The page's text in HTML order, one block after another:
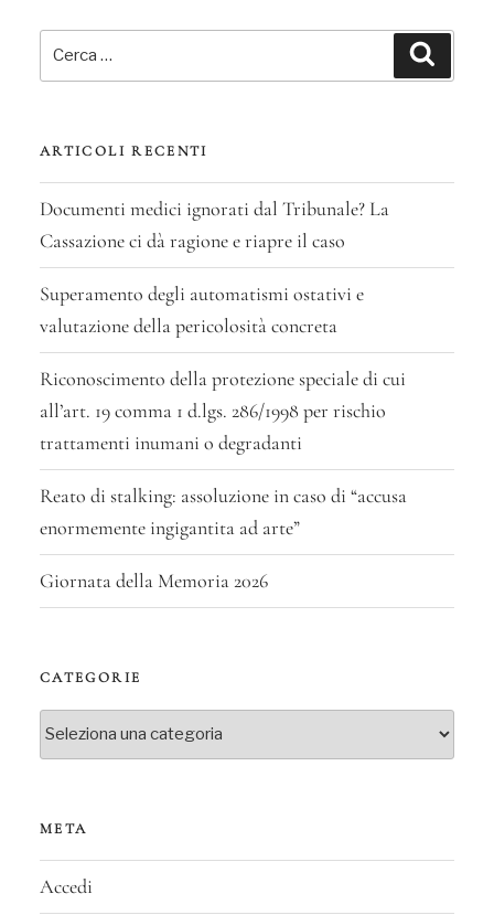
ok er
dI A vi
Cerca:
ARTICOLI RECENTI
Documenti medici ignorati dal Tribunale? La
Cassazione ci dà ragione e riapre il caso
Superamento degli automatismi ostativi e
valutazione della pericolosità concreta
Riconoscimento della protezione speciale di cui
all’art. 19 comma 1 d.lgs. 286/1998 per rischio
trattamenti inumani o degradanti
Reato di stalking: assoluzione in caso di “accusa
enormemente ingigantita ad arte”
Giornata della Memoria 2026
CATEGORIE
Categorie
META
Accedi